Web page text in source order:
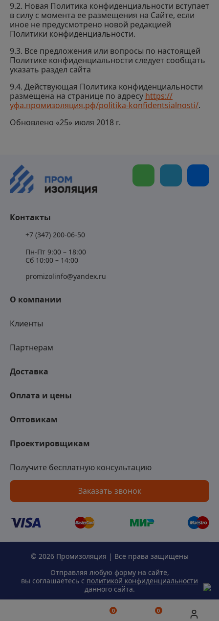
0
0
9.2. Новая Политика конфиденциальности вступает
в силу с момента ее размещения на Сайте, если
иное не предусмотрено новой редакцией
Политики конфиденциальности.
9.3. Все предложения или вопросы по настоящей
Политике конфиденциальности следует сообщать
указать раздел сайта
9.4. Действующая Политика конфиденциальности
размещена на странице по адресу https://
уфа.промизоляция.рф/politika-konfidentsialnosti/.
Обновлено «25» июля 2018 г.
Получите бесплатную консультацию
Заказать звонок
О компании
Клиенты
Партнерам
Доставка
Оплата и цены
Оптовикам
Проектировщикам
Контакты
+7 (347) 200-06-50
Пн-Пт 9:00 – 18:00
Сб 10:00 – 14:00
promizolinfo@yandex.ru
© 2026 Промизоляция | Все права защищены
Отправляя любую форму на сайте,
вы соглашаетесь с политикой конфиденциальности
данного сайта.